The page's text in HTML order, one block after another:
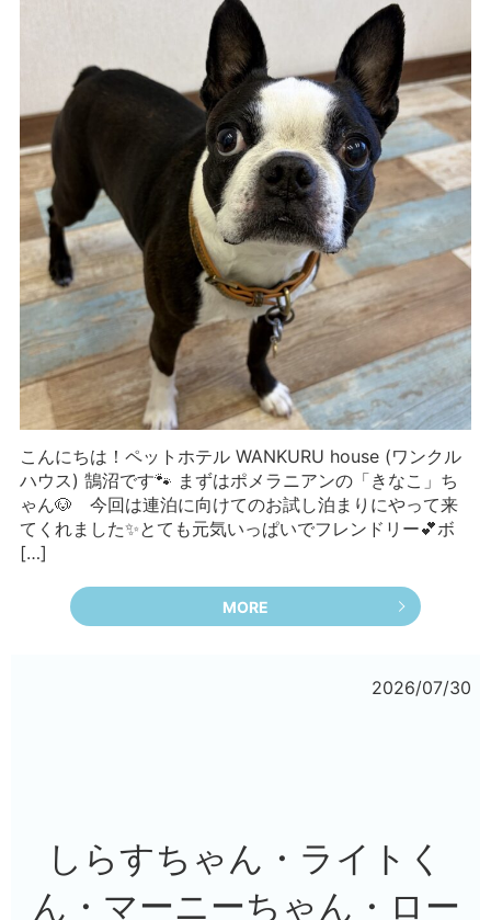
こんにちは！ペットホテル WANKURU house (ワンクル
ハウス) 鵠沼です🐾 まずはポメラニアンの「きなこ」ち
ゃん🐶 今回は連泊に向けてのお試し泊まりにやって来
てくれました✨とても元気いっぱいでフレンドリー💕ボ
[…]
MORE
2026/07/30
しらすちゃん・ライトく
ん・マーニーちゃん・ロー